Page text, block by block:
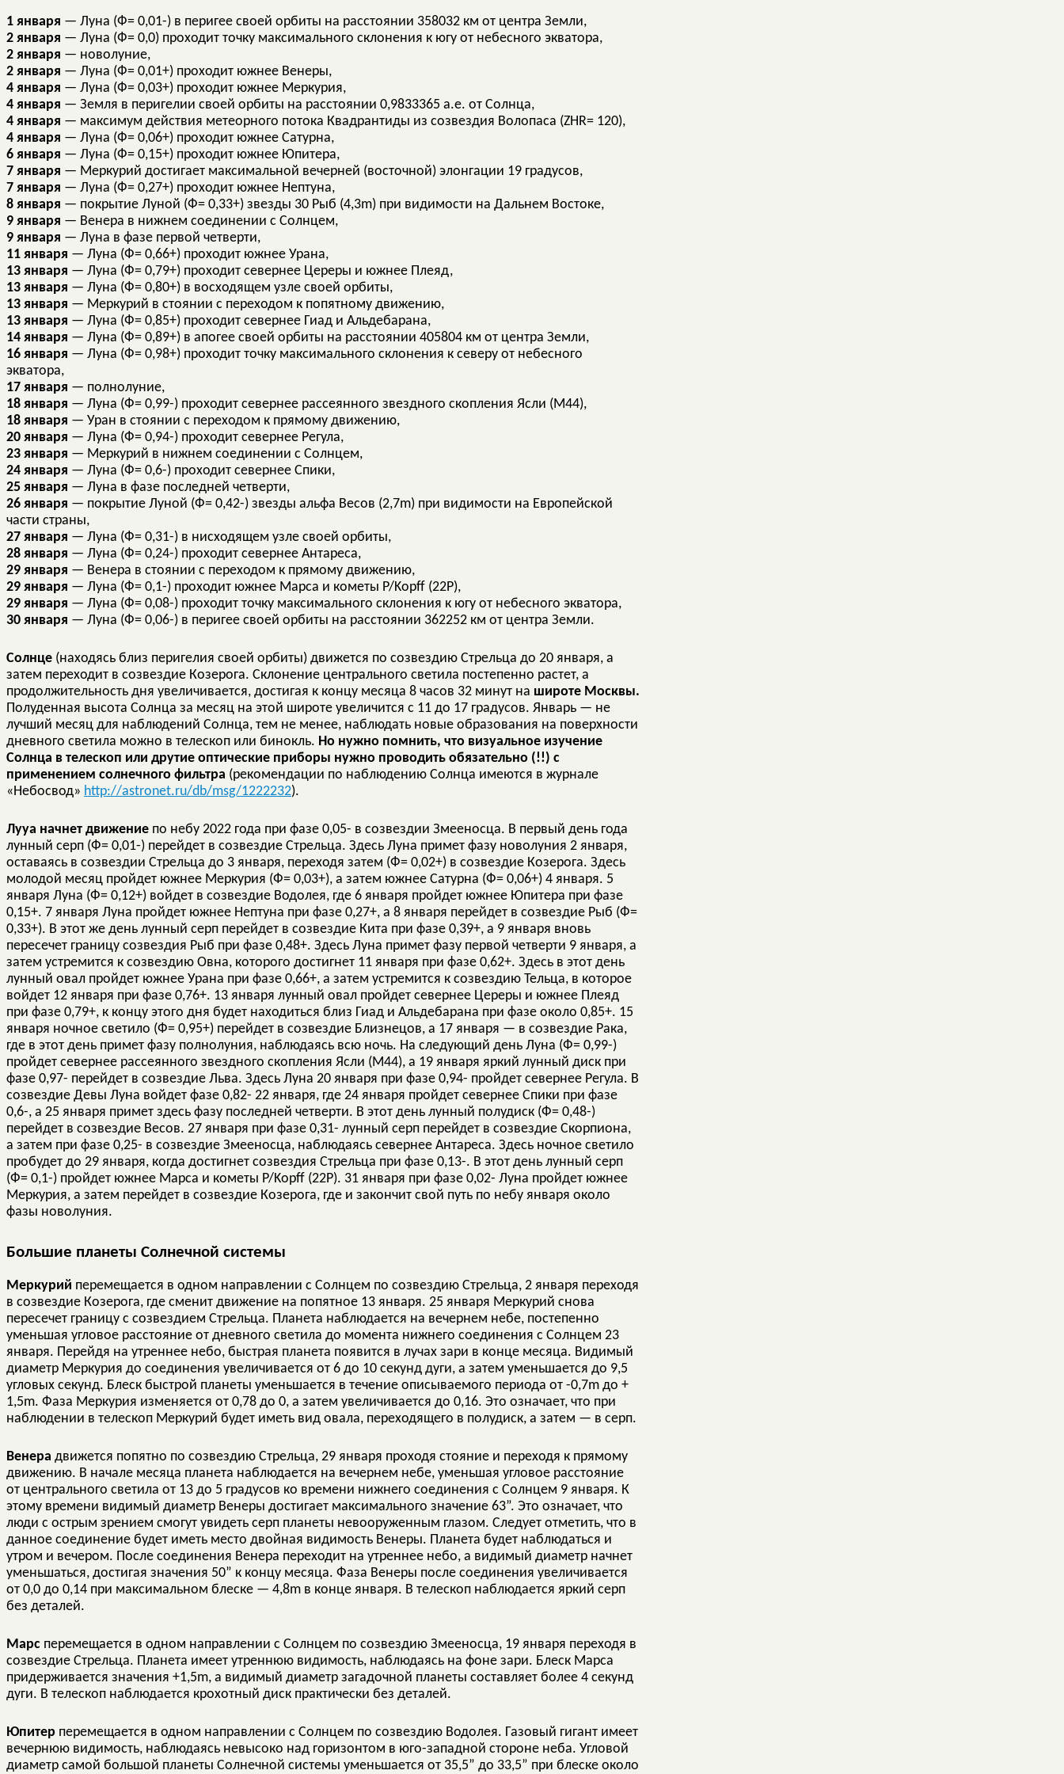
1 января — Луна (Ф= 0,01-) в перигее своей орбиты на расстоянии 358032 км от центра Земли,
2 января — Луна (Ф= 0,0) проходит точку максимального склонения к югу от небесного экватора,
2 января — новолуние,
2 января — Луна (Ф= 0,01+) проходит южнее Венеры,
4 января — Луна (Ф= 0,03+) проходит южнее Меркурия,
4 января — Земля в перигелии своей орбиты на расстоянии 0,9833365 а.е. от Солнца,
4 января — максимум действия метеорного потока Квадрантиды из созвездия Волопаса (ZHR= 120),
4 января — Луна (Ф= 0,06+) проходит южнее Сатурна,
6 января — Луна (Ф= 0,15+) проходит южнее Юпитера,
7 января — Меркурий достигает максимальной вечерней (восточной) элонгации 19 градусов,
7 января — Луна (Ф= 0,27+) проходит южнее Нептуна,
8 января — покрытие Луной (Ф= 0,33+) звезды 30 Рыб (4,3m) при видимости на Дальнем Востоке,
9 января — Венера в нижнем соединении с Солнцем,
9 января — Луна в фазе первой четверти,
11 января — Луна (Ф= 0,66+) проходит южнее Урана,
13 января — Луна (Ф= 0,79+) проходит севернее Цереры и южнее Плеяд,
13 января — Луна (Ф= 0,80+) в восходящем узле своей орбиты,
13 января — Меркурий в стоянии с переходом к попятному движению,
13 января — Луна (Ф= 0,85+) проходит севернее Гиад и Альдебарана,
14 января — Луна (Ф= 0,89+) в апогее своей орбиты на расстоянии 405804 км от центра Земли,
16 января — Луна (Ф= 0,98+) проходит точку максимального склонения к северу от небесного
экватора,
17 января — полнолуние,
18 января — Луна (Ф= 0,99-) проходит севернее рассеянного звездного скопления Ясли (М44),
18 января — Уран в стоянии с переходом к прямому движению,
20 января — Луна (Ф= 0,94-) проходит севернее Регула,
23 января — Меркурий в нижнем соединении с Солнцем,
24 января — Луна (Ф= 0,6-) проходит севернее Спики,
25 января — Луна в фазе последней четверти,
26 января — покрытие Луной (Ф= 0,42-) звезды альфа Весов (2,7m) при видимости на Европейской
части страны,
27 января — Луна (Ф= 0,31-) в нисходящем узле своей орбиты,
28 января — Луна (Ф= 0,24-) проходит севернее Антареса,
29 января — Венера в стоянии с переходом к прямому движению,
29 января — Луна (Ф= 0,1-) проходит южнее Марса и кометы P/Kopff (22P),
29 января — Луна (Ф= 0,08-) проходит точку максимального склонения к югу от небесного экватора,
30 января — Луна (Ф= 0,06-) в перигее своей орбиты на расстоянии 362252 км от центра Земли.
Солнце (находясь близ перигелия своей орбиты) движется по созвездию Стрельца до 20 января, а
затем переходит в созвездие Козерога. Склонение центрального светила постепенно растет, а
продолжительность дня увеличивается, достигая к концу месяца 8 часов 32 минут на широте Москвы.
Полуденная высота Солнца за месяц на этой широте увеличится с 11 до 17 градусов. Январь — не
лучший месяц для наблюдений Солнца, тем не менее, наблюдать новые образования на поверхности
дневного светила можно в телескоп или бинокль. Но нужно помнить, что визуальное изучение
Солнца в телескоп или друтие оптические приборы нужно проводить обязательно (!!) с
применением солнечного фильтра (рекомендации по наблюдению Солнца имеются в журнале
«Небосвод» http://astronet.ru/db/msg/1222232).
Луyа начнет движение по небу 2022 года при фазе 0,05- в созвездии Змееносца. В первый день года
лунный серп (Ф= 0,01-) перейдет в созвездие Стрельца. Здесь Луна примет фазу новолуния 2 января,
оставаясь в созвездии Стрельца до 3 января, переходя затем (Ф= 0,02+) в созвездие Козерога. Здесь
молодой месяц пройдет южнее Меркурия (Ф= 0,03+), а затем южнее Сатурна (Ф= 0,06+) 4 января. 5
января Луна (Ф= 0,12+) войдет в созвездие Водолея, где 6 января пройдет южнее Юпитера при фазе
0,15+. 7 января Луна пройдет южнее Нептуна при фазе 0,27+, а 8 января перейдет в созвездие Рыб (Ф=
0,33+). В этот же день лунный серп перейдет в созвездие Кита при фазе 0,39+, а 9 января вновь
пересечет границу созвездия Рыб при фазе 0,48+. Здесь Луна примет фазу первой четверти 9 января, а
затем устремится к созвездию Овна, которого достигнет 11 января при фазе 0,62+. Здесь в этот день
лунный овал пройдет южнее Урана при фазе 0,66+, а затем устремится к созвездию Тельца, в которое
войдет 12 января при фазе 0,76+. 13 января лунный овал пройдет севернее Цереры и южнее Плеяд
при фазе 0,79+, к концу этого дня будет находиться близ Гиад и Альдебарана при фазе около 0,85+. 15
января ночное светило (Ф= 0,95+) перейдет в созвездие Близнецов, а 17 января — в созвездие Рака,
где в этот день примет фазу полнолуния, наблюдаясь всю ночь. На следующий день Луна (Ф= 0,99-)
пройдет севернее рассеянного звездного скопления Ясли (М44), а 19 января яркий лунный диск при
фазе 0,97- перейдет в созвездие Льва. Здесь Луна 20 января при фазе 0,94- пройдет севернее Регула. В
созвездие Девы Луна войдет фазе 0,82- 22 января, где 24 января пройдет севернее Спики при фазе
0,6-, а 25 января примет здесь фазу последней четверти. В этот день лунный полудиск (Ф= 0,48-)
перейдет в созвездие Весов. 27 января при фазе 0,31- лунный серп перейдет в созвездие Скорпиона,
а затем при фазе 0,25- в созвездие Змееносца, наблюдаясь севернее Антареса. Здесь ночное светило
пробудет до 29 января, когда достигнет созвездия Стрельца при фазе 0,13-. В этот день лунный серп
(Ф= 0,1-) пройдет южнее Марса и кометы P/Kopff (22Р). 31 января при фазе 0,02- Луна пройдет южнее
Меркурия, а затем перейдет в созвездие Козерога, где и закончит свой путь по небу января около
фазы новолуния.
Большие планеты Солнечной системы
Меркурий перемещается в одном направлении с Солнцем по созвездию Стрельца, 2 января переходя
в созвездие Козерога, где сменит движение на попятное 13 января. 25 января Меркурий снова
пересечет границу с созвездием Стрельца. Планета наблюдается на вечернем небе, постепенно
уменьшая угловое расстояние от дневного светила до момента нижнего соединения с Солнцем 23
января. Перейдя на утреннее небо, быстрая планета появится в лучах зари в конце месяца. Видимый
диаметр Меркурия до соединения увеличивается от 6 до 10 секунд дуги, а затем уменьшается до 9,5
угловых секунд. Блеск быстрой планеты уменьшается в течение описываемого периода от -0,7m до +
1,5m. Фаза Меркурия изменяется от 0,78 до 0, а затем увеличивается до 0,16. Это означает, что при
наблюдении в телескоп Меркурий будет иметь вид овала, переходящего в полудиск, а затем — в серп.
Венера движется попятно по созвездию Стрельца, 29 января проходя стояние и переходя к прямому
движению. В начале месяца планета наблюдается на вечернем небе, уменьшая угловое расстояние
от центрального светила от 13 до 5 градусов ко времени нижнего соединения с Солнцем 9 января. К
этому времени видимый диаметр Венеры достигает максимального значение 63”. Это означает, что
люди с острым зрением смогут увидеть серп планеты невооруженным глазом. Следует отметить, что в
данное соединение будет иметь место двойная видимость Венеры. Планета будет наблюдаться и
утром и вечером. После соединения Венера переходит на утреннее небо, а видимый диаметр начнет
уменьшаться, достигая значения 50” к концу месяца. Фаза Венеры после соединения увеличивается
от 0,0 до 0,14 при максимальном блеске — 4,8m в конце января. В телескоп наблюдается яркий серп
без деталей.
Марс перемещается в одном направлении с Солнцем по созвездию Змееносца, 19 января переходя в
созвездие Стрельца. Планета имеет утреннюю видимость, наблюдаясь на фоне зари. Блеск Марса
придерживается значения +1,5m, а видимый диаметр загадочной планеты составляет более 4 секунд
дуги. В телескоп наблюдается крохотный диск практически без деталей.
Юпитер перемещается в одном направлении с Солнцем по созвездию Водолея. Газовый гигант имеет
вечернюю видимость, наблюдаясь невысоко над горизонтом в юго-западной стороне неба. Угловой
диаметр самой большой планеты Солнечной системы уменьшается от 35,5” до 33,5” при блеске около